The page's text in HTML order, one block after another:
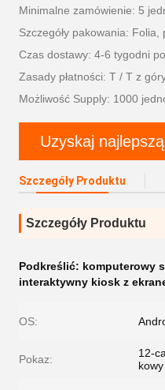
Minimalne zamówienie: 5
Szczegóły pakowania:
Czas dostawy: 4-6 tygodni
Zasady płatności: T / T z
Możliwość Supply: 1000
Uzyskaj
Szczegóły Produktu
Szczegóły Produktu
Podkreślić: komputerowy
interaktywny kiosk z
OS:
Pokaz:
12-